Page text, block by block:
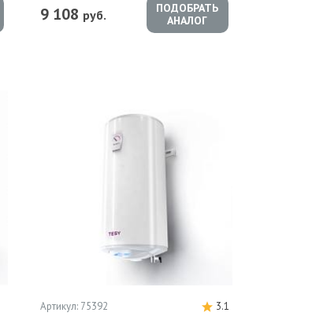
9 108 руб.
ПОДОБРАТЬ
АНАЛОГ
Артикул: 75392 3.1